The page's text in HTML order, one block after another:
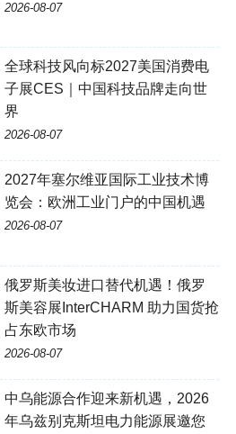
2026-08-07
全球科技风向标2027美国消费电
子展CES｜中国科技品牌走向世
界
2026-08-07
2027年塞尔维亚国际工业技术博
览会：欧洲工业门户的中国机遇
2026-08-07
俄罗斯美妆进口替代机遇！俄罗
斯美容展InterCHARM 助力国货抢
占东欧市场
2026-08-07
中乌能源合作迎来新机遇，2026
年乌兹别克斯坦电力能源展邀您